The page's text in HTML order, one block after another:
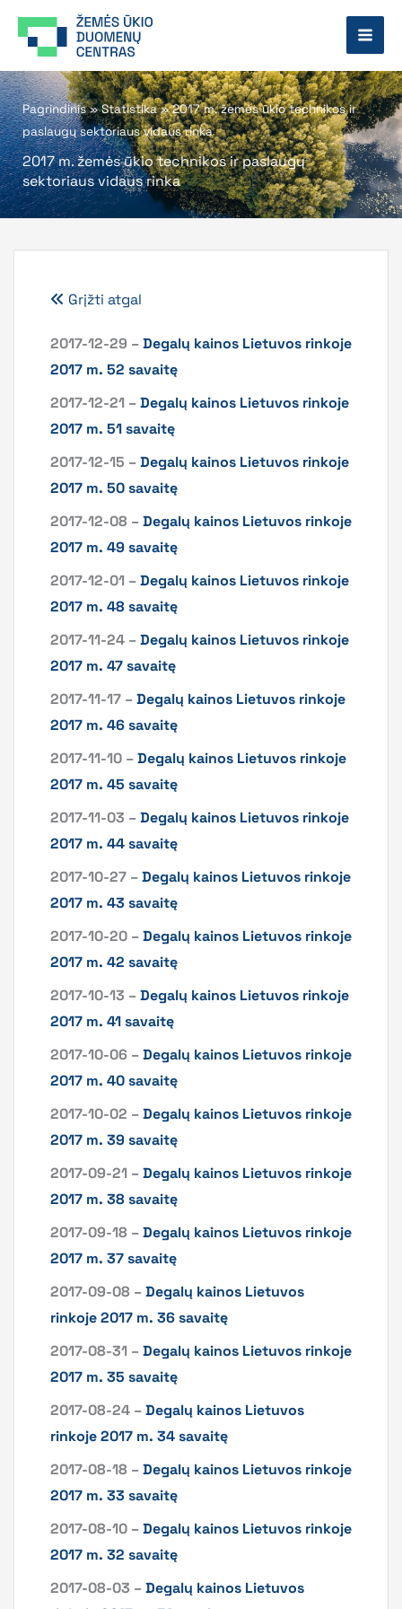
prie
Pagrindinis»Statistika»2017 m. žemės ūkio technikos ir
paslaugų sektoriaus vidaus rinka
2017 m. žemės ūkio technikos ir paslaugų
sektoriaus vidaus rinka
Grįžti atgal
2017-12-29 –Degalų kainos Lietuvos rinkoje
2017 m. 52 savaitę
2017-12-21 –Degalų kainos Lietuvos rinkoje
2017 m. 51 savaitę
2017-12-15 –Degalų kainos Lietuvos rinkoje
2017 m. 50 savaitę
2017-12-08 –Degalų kainos Lietuvos rinkoje
2017 m. 49 savaitę
2017-12-01 –Degalų kainos Lietuvos rinkoje
2017 m. 48 savaitę
2017-11-24 –Degalų kainos Lietuvos rinkoje
2017 m. 47 savaitę
2017-11-17 –Degalų kainos Lietuvos rinkoje
2017 m. 46 savaitę
2017-11-10 –Degalų kainos Lietuvos rinkoje
2017 m. 45 savaitę
2017-11-03 –Degalų kainos Lietuvos rinkoje
2017 m. 44 savaitę
2017-10-27 –Degalų kainos Lietuvos rinkoje
2017 m. 43 savaitę
2017-10-20 –Degalų kainos Lietuvos rinkoje
2017 m. 42 savaitę
2017-10-13 –Degalų kainos Lietuvos rinkoje
2017 m. 41 savaitę
2017-10-06 –Degalų kainos Lietuvos rinkoje
2017 m. 40 savaitę
2017-10-02 –Degalų kainos Lietuvos rinkoje
2017 m. 39 savaitę
2017-09-21 –Degalų kainos Lietuvos rinkoje
2017 m. 38 savaitę
2017-09-18 –Degalų kainos Lietuvos rinkoje
2017 m. 37 savaitę
2017-09-08 –Degalų kainos Lietuvos
rinkoje 2017 m. 36 savaitę
2017-08-31 –Degalų kainos Lietuvos rinkoje
2017 m. 35 savaitę
2017-08-24 –Degalų kainos Lietuvos
rinkoje 2017 m. 34 savaitę
2017-08-18 –Degalų kainos Lietuvos rinkoje
2017 m. 33 savaitę
2017-08-10 –Degalų kainos Lietuvos rinkoje
2017 m. 32 savaitę
2017-08-03 –Degalų kainos Lietuvos